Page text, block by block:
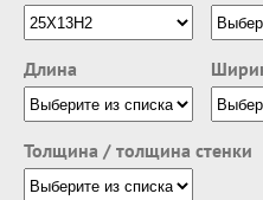
Длина
Толщина / толщина стенки